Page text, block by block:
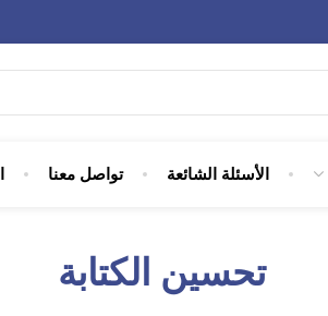
الأسئلة الشائعة تواصل معنا
تحسين الكتابة